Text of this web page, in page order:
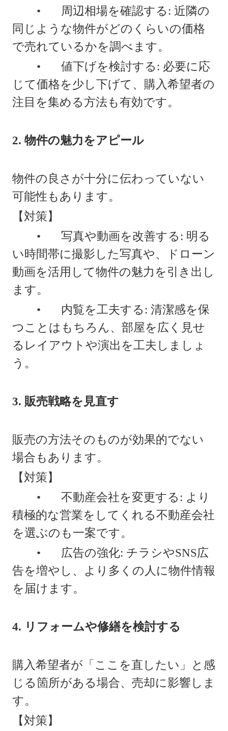
•
周辺相場を確認する: 近隣の
同じような物件がどのくらいの価格
で売れているかを調べます。
•
値下げを検討する: 必要に応
じて価格を少し下げて、購入希望者の
注目を集める方法も有効です。
2. 物件の魅力をアピール
物件の良さが十分に伝わっていない
可能性もあります。
【対策】
•
写真や動画を改善する: 明る
い時間帯に撮影した写真や、ドローン
動画を活用して物件の魅力を引き出し
ます。
•
内覧を工夫する: 清潔感を保
つことはもちろん、部屋を広く見せ
るレイアウトや演出を工夫しましょ
う。
3. 販売戦略を見直す
販売の方法そのものが効果的でない
場合もあります。
【対策】
•
不動産会社を変更する: より
積極的な営業をしてくれる不動産会社
を選ぶのも一案です。
•
広告の強化: チラシやSNS広
告を増やし、より多くの人に物件情報
を届けます。
4. リフォームや修繕を検討する
購入希望者が「ここを直したい」と感
じる箇所がある場合、売却に影響しま
す。
【対策】